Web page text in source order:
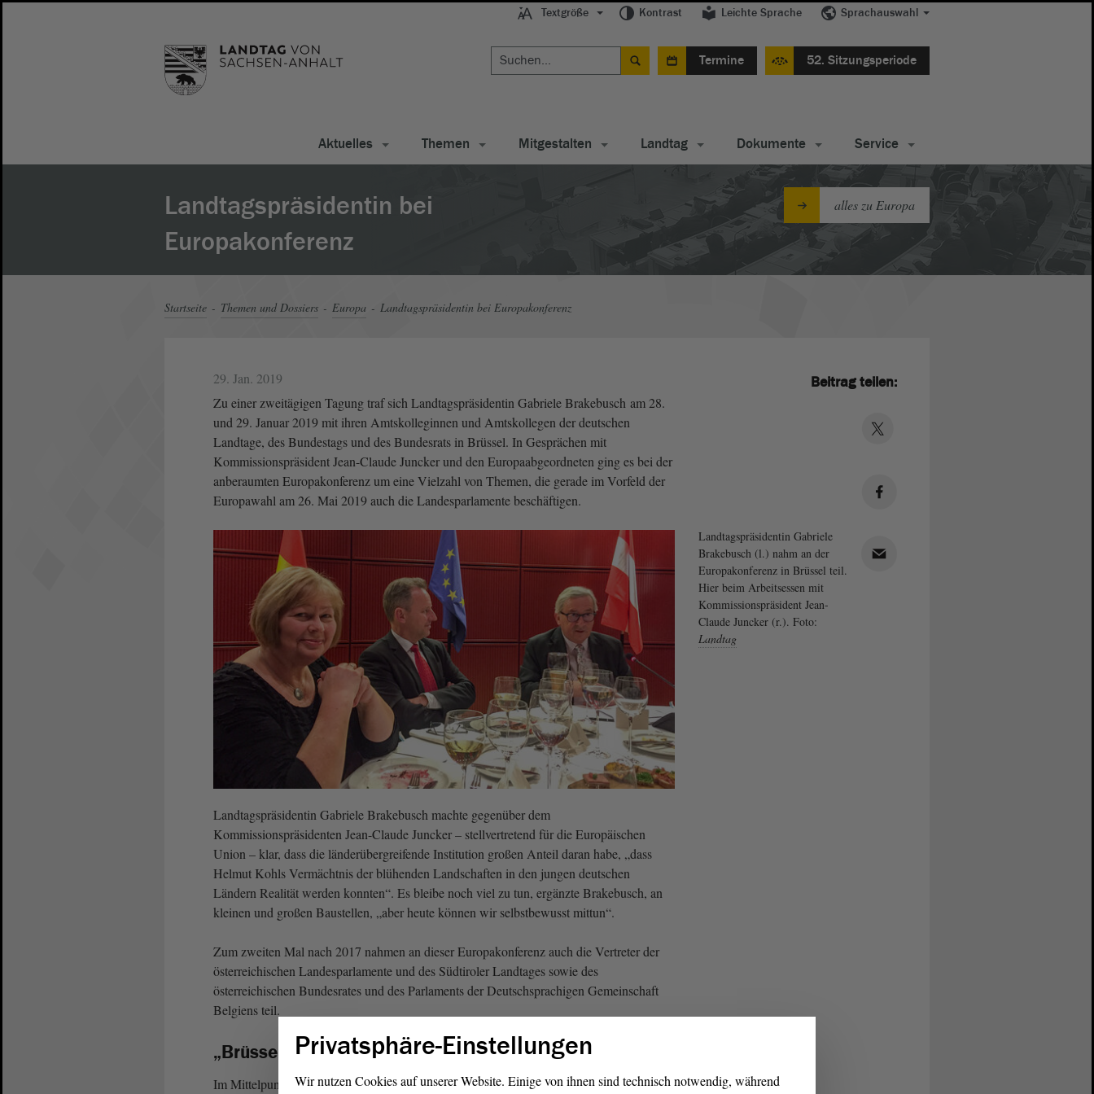
Textgröße Kontrast Leichte Sprache Sprachauswahl
Termine 52. Sitzungsperiode
Aktuelles Themen Mitgestalten Landtag Dokumente Service
Landtagspräsidentin bei
Europakonferenz
alles zu Europa
Startseite Themen und Dossiers Europa Landtagspräsidentin bei Europakonferenz
29. Jan. 2019
Zu einer zweitägigen Tagung traf sich Landtagspräsidentin Gabriele Brakebusch am 28.
und 29. Januar 2019 mit ihren Amtskolleginnen und Amtskollegen der deutschen
Landtage, des Bundestags und des Bundesrats in Brüssel. In Gesprächen mit
Kommissionspräsident Jean-Claude Juncker und den Europaabgeordneten ging es bei der
anberaumten Europakonferenz um eine Vielzahl von Themen, die gerade im Vorfeld der
Europawahl am 26. Mai 2019 auch die Landesparlamente beschäftigen.
Landtagspräsidentin Gabriele
Brakebusch (l.) nahm an der
Europakonferenz in Brüssel teil.
Hier beim Arbeitsessen mit
Kommissionspräsident Jean-
Claude Juncker (r.). Foto:
Landtag
Landtagspräsidentin Gabriele Brakebusch machte gegenüber dem
Kommissionspräsidenten Jean-Claude Juncker – stellvertretend für die Europäischen
Union – klar, dass die länderübergreifende Institution großen Anteil daran habe, „dass
Helmut Kohls Vermächtnis der blühenden Landschaften in den jungen deutschen
Ländern Realität werden konnten“. Es bleibe noch viel zu tun, ergänzte Brakebusch, an
kleinen und großen Baustellen, „aber heute können wir selbstbewusst mittun“.
Zum zweiten Mal nach 2017 nahmen an dieser Europakonferenz auch die Vertreter der
österreichischen Landesparlamente und des Südtiroler Landtages sowie des
österreichischen Bundesrates und des Parlaments der Deutschsprachigen Gemeinschaft
Belgiens teil.
„Brüsseler Erklärung 2019“
Im Mittelpunkt der Diskussionen während der Europakonferenz stand der
Beitrag teilen:
Privatsphäre-Einstellungen
Wir nutzen Cookies auf unserer Website. Einige von ihnen sind technisch notwendig, während